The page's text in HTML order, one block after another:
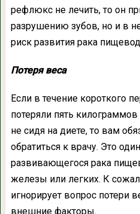
рефлюкс не лечить, то он
разрушению зубов, но и в
риск развития рака
Потеря веса
Если в течение короткого
потеряли пять
не сидя на диете, то вам
обратиться к врачу. Это
развивающегося рака
железы или легких. К
игнорирует вопрос потери
внешние факторы.